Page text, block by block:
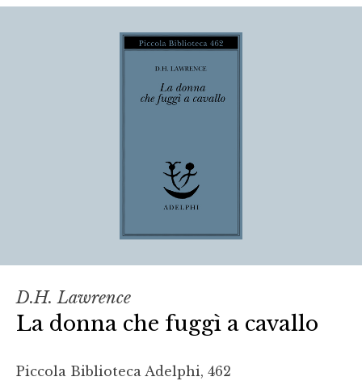
D.H. Lawrence
La donna che fuggì a cavallo
Piccola Biblioteca Adelphi, 462